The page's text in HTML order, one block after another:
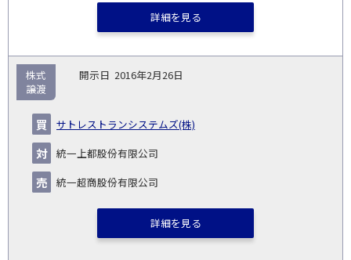
詳細を見る
2016年2月26日
サトレストランシステムズ(株)
統一上都股份有限公司
統一超商股份有限公司
株式
譲渡
詳細を見る